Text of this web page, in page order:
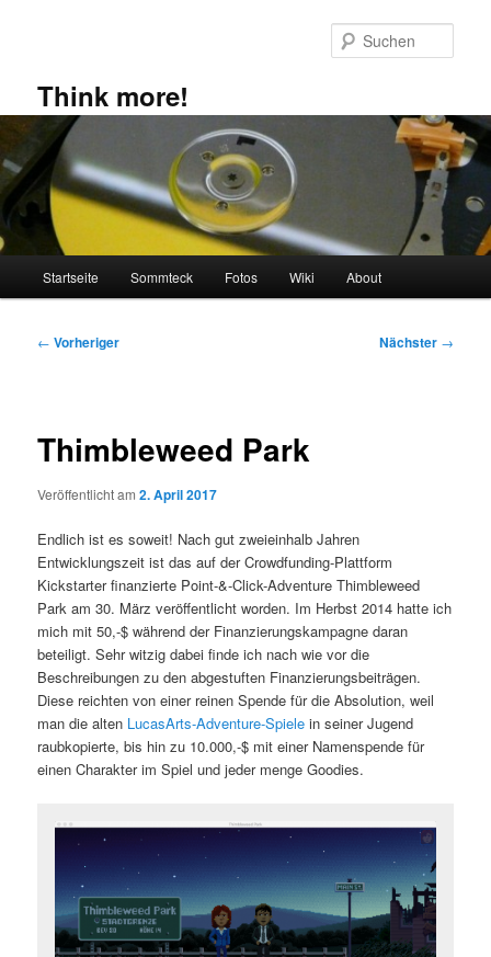
Think more!
Startseite Sommteck Fotos Wiki About
Beitragsnavigation
← Vorheriger Nächster →
Thimbleweed Park
Veröffentlicht am2. April 2017
Endlich ist es soweit! Nach gut zweieinhalb Jahren
Entwicklungszeit ist das auf der Crowdfunding-Plattform
Kickstarter finanzierte Point-&-Click-Adventure Thimbleweed
Park am 30. März veröffentlicht worden. Im Herbst 2014 hatte ich
mich mit 50,-$ während der Finanzierungskampagne daran
beteiligt. Sehr witzig dabei finde ich nach wie vor die
Beschreibungen zu den abgestuften Finanzierungsbeiträgen.
Diese reichten von einer reinen Spende für die Absolution, weil
man die alten LucasArts-Adventure-Spiele in seiner Jugend
raubkopierte, bis hin zu 10.000,-$ mit einer Namenspende für
einen Charakter im Spiel und jeder menge Goodies.